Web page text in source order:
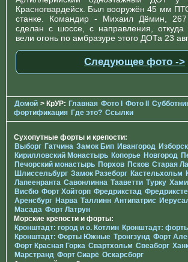
Красногвардейск. Был вооружён 45 мм
станке. Командир - Михаил Дёмин,
сделан с шоссе, с направления, откуда
вели огонь по амбразуре этого ДОТа 23
Следующее фото ->
Домой > КрУР: Главная Фото I Фото II
фортификация Где это? Ссылки
Сухопутные форты и крепости:
Выборг Гатчина Замок Бип Ивангород Изборск
Кирилловский Монастырь Копорье Новгород
Печорcкий монастырь Порхов Псков Старая
Шлиссельбург Замок Разеборг Кастельхольм
Лапеенранта Савонлинна Тааветти Турку
Висбю Форт Хойторп Фредрикстад
Аренсбург Нарва Таллинн Антипатрис
Масада Форт Латрун
Морские крепости и форты:
Кронштадт: город и о. Котлин Кронштадт:
Кронштадт: Форты Южные Тронгзунд Форт
Форт Красная Горка Свартхольм Свеаборг
Марстранд Форт Сиарё Оскарсборг